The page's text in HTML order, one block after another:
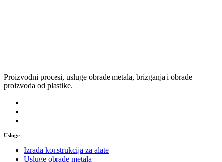
Proizvodni procesi, usluge obrade metala, brizganja i obrade
proizvoda od plastike.
Usluge
Izrada konstrukcija za alate
Usluge obrade metala